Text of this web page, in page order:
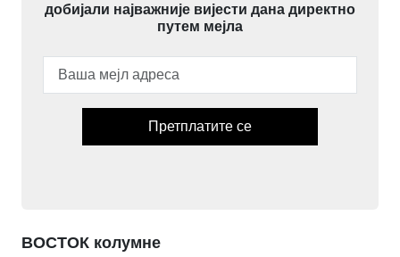
добијали најважније вијести дана директно
путем мејла
Претплатите се
ВОСТОК колумне